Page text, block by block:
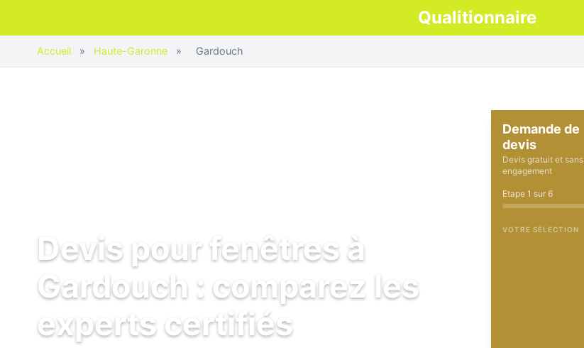
Qualitionnaire
Accueil » Haute-Garonne » Gardouch
Devis pour fenêtres à
Gardouch : comparez les
experts certifiés
Demande de
devis
Devis gratuit et sans
engagement
Etape 1 sur 6
VOTRE SÉLECTION